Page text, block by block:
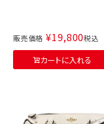
販売価格 ¥19,800税込
カートに入れる